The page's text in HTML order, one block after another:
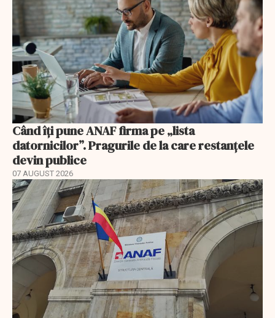
Când îți pune ANAF firma pe „lista
datornicilor”. Pragurile de la care restanțele
devin publice
07 AUGUST 2026